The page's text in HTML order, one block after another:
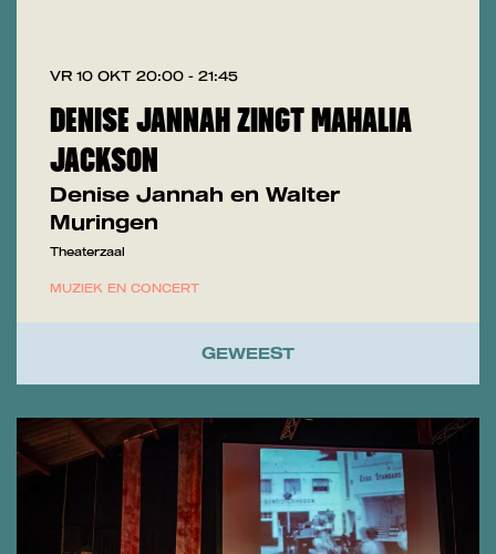
DENISE JANNAH ZINGT MAHALIA
JACKSON
Denise Jannah en Walter
Muringen
VR 10 OKT 20:00 - 21:45
Theaterzaal
MUZIEK EN CONCERT
GEWEEST